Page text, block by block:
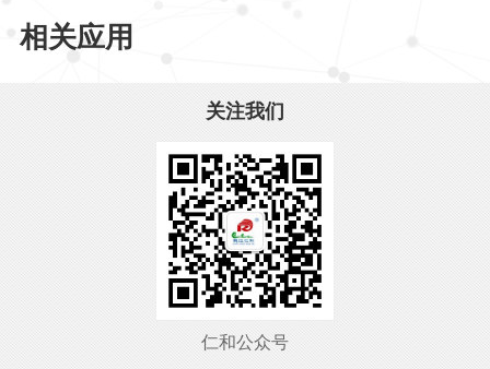
相关应用
关注我们
仁和公众号